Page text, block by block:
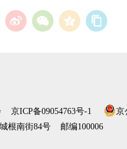
京ICP备09054763号-1
京
根南街84号 邮编100006